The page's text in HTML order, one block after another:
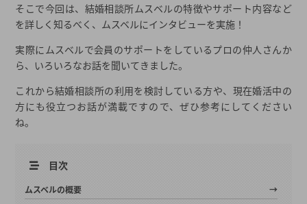
そこで今回は、結婚相談所ムスベルの特徴やサポート内容など
を詳しく知るべく、ムスベルにインタビューを実施！
実際にムスベルで会員のサポートをしているプロの仲人さんか
ら、いろいろなお話を聞いてきました。
これから結婚相談所の利用を検討している方や、現在婚活中の
方にも役立つお話が満載ですので、ぜひ参考にしてください
ね。
目次
ムスベルの概要